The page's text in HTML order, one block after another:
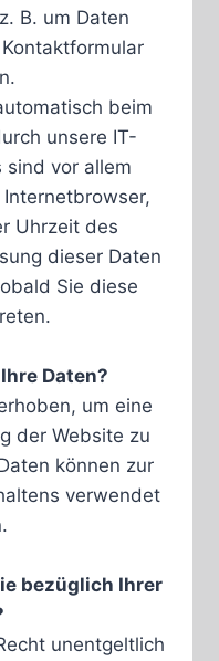
B. um Daten
beim
unsere IT-
sind vor allem
Uhrzeit des
dieser Daten
Sie diese
Daten?
um eine
der Website zu
können zur
verwendet
bezüglich Ihrer
unentgeltlich